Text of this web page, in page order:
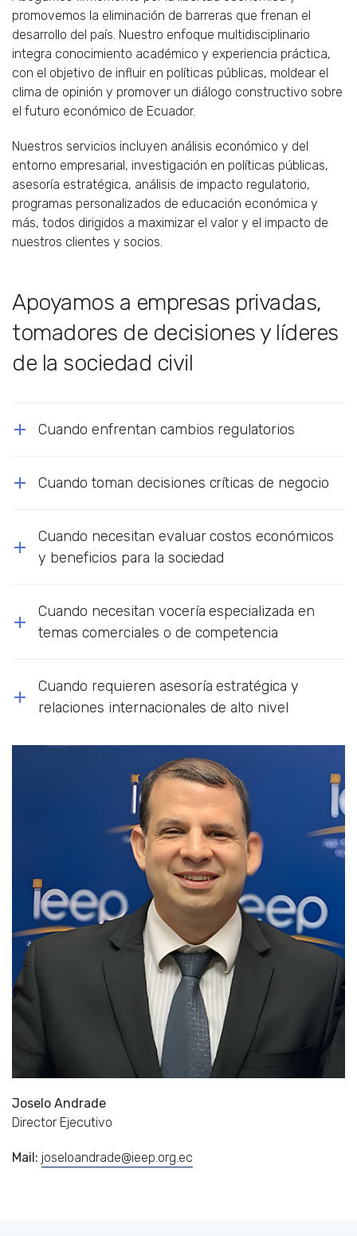
promovemos la eliminación de barreras que frenan el
desarrollo del país. Nuestro enfoque multidisciplinario
integra conocimiento académico y experiencia práctica,
con el objetivo de influir en políticas públicas, moldear el
clima de opinión y promover un diálogo constructivo sobre
el futuro económico de Ecuador.
Nuestros servicios incluyen análisis económico y del
entorno empresarial, investigación en políticas públicas,
asesoría estratégica, análisis de impacto regulatorio,
programas personalizados de educación económica y
más, todos dirigidos a maximizar el valor y el impacto de
nuestros clientes y socios.
Apoyamos a empresas privadas,
tomadores de decisiones y líderes
de la sociedad civil
Cuando enfrentan cambios regulatorios
Cuando toman decisiones críticas de negocio
Cuando necesitan evaluar costos económicos
y beneficios para la sociedad
Cuando necesitan vocería especializada en
temas comerciales o de competencia
Cuando requieren asesoría estratégica y
relaciones internacionales de alto nivel
Joselo Andrade
Director Ejecutivo
Mail: joseloandrade@ieep.org.ec